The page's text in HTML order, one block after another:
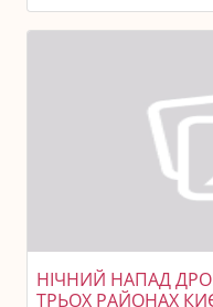
НІЧНИЙ НАПАД
ТРЬОХ РАЙОНАХ